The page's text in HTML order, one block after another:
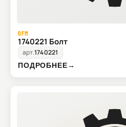
OFM
1740221 Болт
арт.1740221
ПОДРОБНЕЕ→